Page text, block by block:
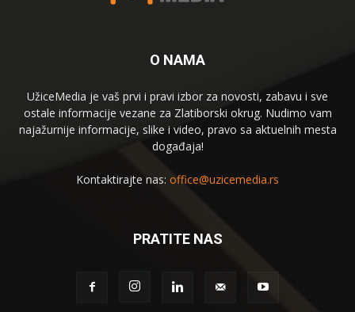
O NAMA
UžiceMedia je vaš prvi i pravi izbor za novosti, zabavu i sve
ostale informacije vezane za Zlatiborski okrug. Nudimo vam
najažurnije informacije, slike i video, pravo sa aktuelnih mesta
događaja!
Kontaktirajte nas: office@uzicemedia.rs
PRATITE NAS